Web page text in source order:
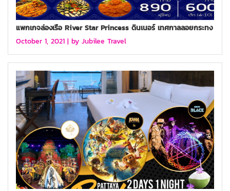
แพกเกจล่องเรือ River Star Princess ดินเนอร์ เทศกาลลอยกระทง
October 1, 2021 | by Jubilee Travel